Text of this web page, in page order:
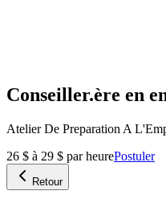
Conseiller.ère en
Atelier De Preparation A
26 $ à 29 $ par heurePostuler
Retour